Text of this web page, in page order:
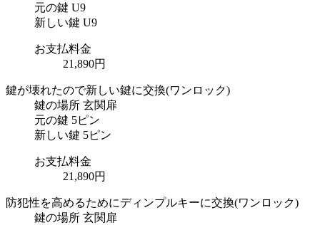
元の鍵 U9
新しい鍵 U9
お支払料金
21,890円
鍵が壊れたので新しい鍵に交換(ワンロック)
鍵の場所 玄関扉
元の鍵 5ピン
新しい鍵 5ピン
お支払料金
21,890円
防犯性を高めるためにディンプルキーに交換(ワンロック)
鍵の場所 玄関扉